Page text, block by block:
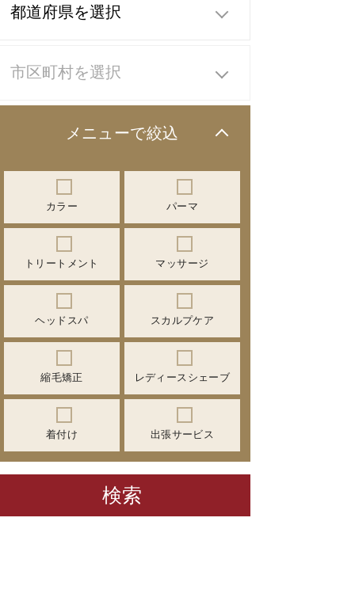
メニューで絞込
カラー パーマ
トリートメント マッサージ
ヘッドスパ スカルプケア
縮毛矯正 レディースシェーブ
着付け 出張サービス